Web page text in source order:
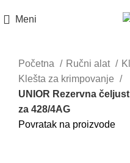
Meni
Početna Ručni alat
Klešta za krimpovanje
UNIOR Rezervna
za 428/4AG
Povratak na proizvode